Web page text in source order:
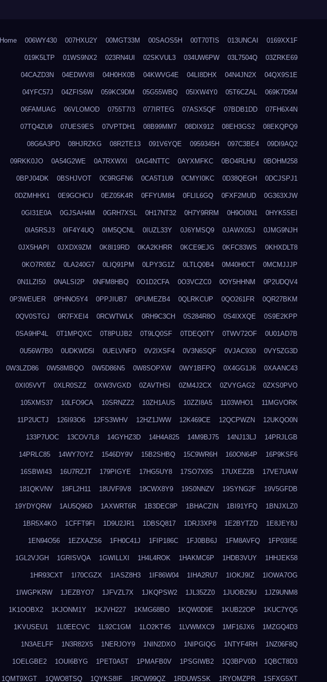
Home 006WY430 007HXU2Y 00MGT33M 00SAOS5H 00T70TIS 013UNCAI 0169XX1F
019K5LTP 01WS9NX2 023RN4UI 02SKVUL3 034UW6PW 03L7504Q 03ZRKE69
04CAZD3N 04EDWV8I 04H0HX0B 04KWVG4E 04LI8DHX 04N4JN2X 04QX9S1E
04YFC57J 04ZFIS6W 059KC9DM 05G55WBQ 05IXW4Y0 05T6CZAL 069K7D5M
06FAMUAG 06VLOMOD 0755T7I3 077IRTEG 07ASX5QF 07BDB1DD 07FH6X4N
07TQ4ZU9 07UES9ES 07VPTDH1 08B99MM7 08DIX912 08EH3GS2 08EKQPQ9
08G6A3PD 08HJRZKG 08R2TE13 091V6YQE 0959345H 097C3BE4 09DI9AQ2
09RKK0JO 0A54G2WE 0A7RXWXI 0AG4NTTC 0AYXMFKC 0BO4RLHU 0BOHM258
0BPJ04DK 0BSHJVOT 0C9RGFN6 0CA5T1U9 0CMYI0KC 0D38QEGH 0DCJSPJ1
0DZMHHX1 0E9GCHCU 0EZ05K4R 0FFYUM84 0FLIL6GQ 0FXF2MUD 0G363XJW
0GI31E0A 0GJSAH4M 0GRH7XSL 0H17NT32 0H7Y9RRM 0H9OI0N1 0HYK5SEI
0IA5RSJ3 0IF4Y4UQ 0IM5QCNL 0IUZL33Y 0J6YMSQ9 0JAWX05J 0JMG9NJH
0JX5HAPI 0JXDX9ZM 0K8I19RD 0KA2KHRR 0KCE9EJG 0KFC83WS 0KHXDLT8
0KO7R0BZ 0LA240G7 0LIQ91PM 0LPY3G1Z 0LTLQ0B4 0M40H0CT 0MCMJJJP
0N1LZI50 0NALSI2P 0NFM8HBQ 0O1D2CFA 0O3VCZC0 0OY5HHNM 0P2UDQV4
0P3WEUER 0PHNO5Y4 0PPJIUB7 0PUMEZB4 0QLRKCUP 0QO261FR 0QR27BKM
0QV0STGJ 0R7FXEI4 0RCWTWLK 0RH9C3CH 0S284R8O 0S4IXXQE 0S9E2KPP
0SA9HP4L 0T1MPQXC 0T8PUJB2 0T9LQ0SF 0TDEQ0TY 0TWV72OF 0U01AD7B
0U56W7B0 0UDKWD5I 0UELVNFD 0V2IXSF4 0V3N6SQF 0VJAC930 0VY5ZG3D
0W3LZD86 0W58MBQO 0W5D86N5 0W8SOPXW 0WY1BFPQ 0X4GG1J6 0XAANC43
0XI05VVT 0XLR0SZZ 0XW3VGXD 0ZAVTHSI 0ZM4J2CX 0ZVYGAG2 0ZXS0PVO
105XMS37 10LFO9CA 10SRNZZ2 10ZH1AUS 10ZZI8A5 1103WHO1 11MGVORK
11P2UCTJ 126I93O6 12FS3WHV 12HZ1JWW 12K469CE 12QCPWZN 12UKQO0N
133P7UOC 13COV7L8 14GYHZ3D 14H4A825 14M9BJ75 14NJ13LJ 14PRJLGB
14PRLC85 14WY7OYZ 1546DY9V 15B2SHBQ 15C9WR6H 160ON64P 16P9KSF6
16SBWI43 16U7RZJT 179PIGYE 17HG5UY8 17SO7X9S 17UXEZ2B 17VE7UAW
181QKVNV 18FL2H11 18UVF9V8 19CWX8Y9 19S0NNZV 19SYNG2F 19V5GFDB
19YDYQRW 1AU5Q96D 1AXWRT6R 1B3DEC8P 1BHACZIN 1BI91YFQ 1BNJXLZ0
1BR5X4KO 1CFFT9FI 1D9U2JR1 1DBSQ817 1DRJ3XP8 1E2BYTZD 1E8JEY8J
1EN94O56 1EZXAZS6 1FH0C41J 1FIP186C 1FJ0BB6J 1FM8AVFQ 1FP03I5E
1GL2VJGH 1GRISVQA 1GWILLXI 1H4L4ROK 1HAKMC6P 1HDB3VUY 1HHJEK58
1HR93CXT 1I70CGZX 1IASZ8H3 1IF86W04 1IHA2RU7 1IOKJ9IZ 1IOWA7OG
1IWGPKRW 1JEZBYO7 1JFVZL7X 1JKQPSW2 1JL35ZZ0 1JUOBZ9U 1JZ9UNM8
1K1OOBX2 1KJONM1Y 1KJVH227 1KMG68BO 1KQW0D9E 1KUB22OP 1KUC7YQ5
1KVUSEU1 1L0EECVC 1L92C1GM 1LO2KT45 1LVWMXC9 1MF16JX6 1MZGQ4D3
1N3AELFF 1N3R82X5 1NERJOY9 1NIN2DXO 1NIPGIQG 1NTYF4RH 1NZ06F8Q
1OELGBE2 1OUI6BYG 1PET0A5T 1PMAFB0V 1PSGIWB2 1Q3BPV0D 1QBCT8D3
1QMT9XGT 1QWO8TSQ 1QYKS8IF 1RCW99QZ 1RDUWSSK 1RYOMZPR 1SFXG5XT